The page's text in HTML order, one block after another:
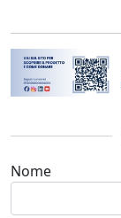
Nome